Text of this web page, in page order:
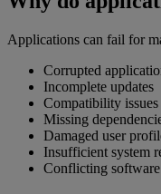
Applications can fail for
Corrupted
Incomplete updates
Compatibility issues
Missing
Damaged user
Insufficient system
Conflicting software